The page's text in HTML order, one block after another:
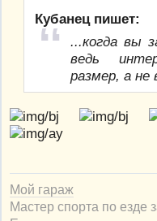
Кубанец пишет:
...когда вы
ведь
размер, а не
Мой гараж
Мастер спорта по езде